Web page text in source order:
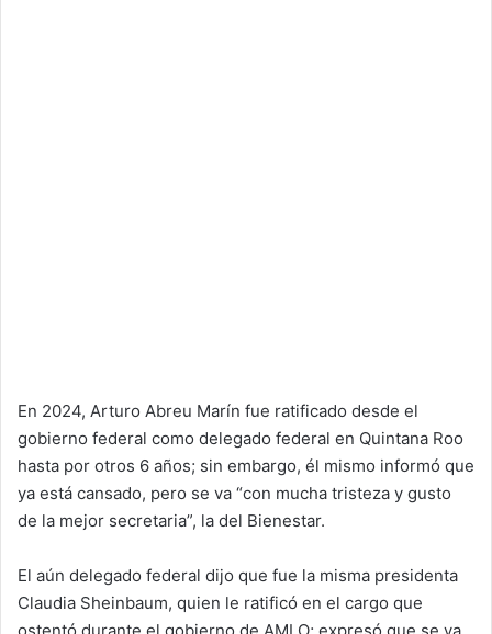
En 2024, Arturo Abreu Marín fue ratificado desde el
gobierno federal como delegado federal en Quintana Roo
hasta por otros 6 años; sin embargo, él mismo informó que
ya está cansado, pero se va “con mucha tristeza y gusto
de la mejor secretaria”, la del Bienestar.
El aún delegado federal dijo que fue la misma presidenta
Claudia Sheinbaum, quien le ratificó en el cargo que
ostentó durante el gobierno de AMLO; expresó que se va